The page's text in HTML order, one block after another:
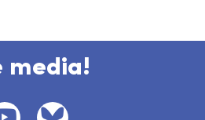
media!